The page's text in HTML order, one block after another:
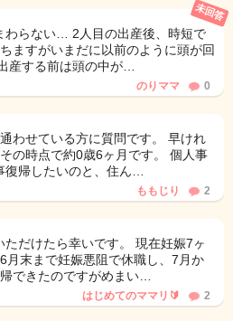
わらない… 2人目の出産後、時短で
ますがいまだに以前のように頭が回
産する前は頭の中が…
未回答
のりママ 0
わせている方に質問です。 早けれ
の時点で約0歳6ヶ月です。 個人事
帰したいのと、住ん…
ももじり 2
ただけたら幸いです。 現在妊娠7ヶ
月末まで妊娠悪阻で休職し、7月か
できたのですがめまい…
はじめてのママリ🔰 2